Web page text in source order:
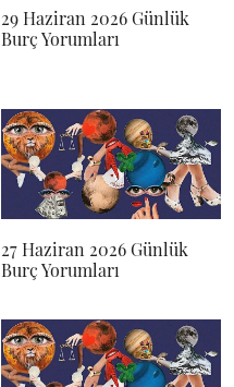
29 Haziran 2026 Günlük
Burç Yorumları
27 Haziran 2026 Günlük
Burç Yorumları